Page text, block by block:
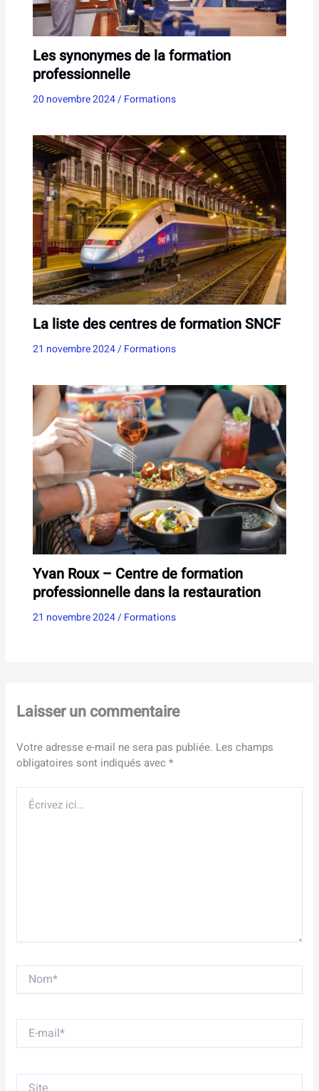
Les synonymes de la formation
professionnelle
20 novembre 2024/Formations
La liste des centres de formation SNCF
21 novembre 2024/Formations
Yvan Roux – Centre de formation
professionnelle dans la restauration
21 novembre 2024/Formations
Laisser un commentaire
Votre adresse e-mail ne sera pas publiée. Les champs
obligatoires sont indiqués avec*
Écrivez
ici…
Nom*
mail*
Site